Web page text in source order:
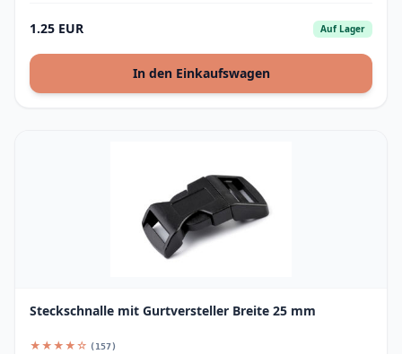
1.25 EUR Auf Lager
In den Einkaufswagen
Steckschnalle mit Gurtversteller Breite 25 mm
★★★★☆ (157)